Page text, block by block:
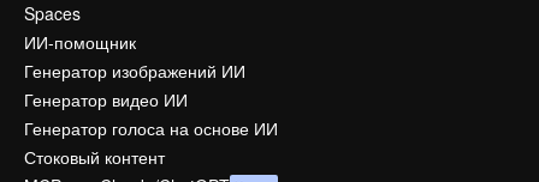
Spaces
ИИ-помощник
Генератор изображений ИИ
Генератор видео ИИ
Генератор голоса на основе ИИ
Стоковый контент